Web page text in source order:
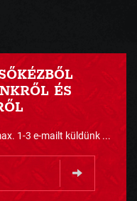
ÉS
1-3 e-mailt küldünk ...